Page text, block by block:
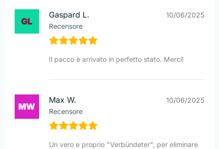
Gaspard L.
Recensore
10/06/2025
Il pacco è arrivato in perfetto stato. Merci!
Max W.
Recensore
10/06/2025
Un vero e proprio "Verbündeter", per eliminare